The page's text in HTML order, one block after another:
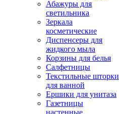
Абажуры для
светильника
Зеркала
косметические
Диспенсеры для
жидкого мыла
Корзины для белья
Салфетницы
Текстильные шторки
для ванной
Ершики для унитаза
Газетницы
настенные